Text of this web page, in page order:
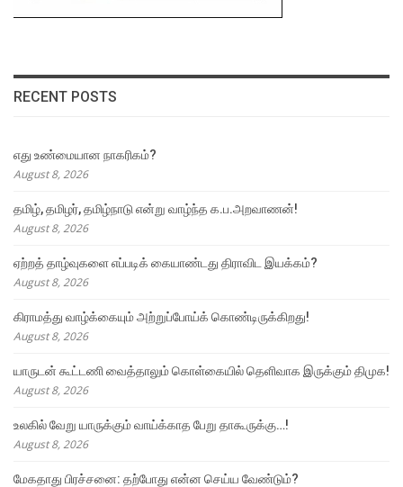
RECENT POSTS
எது உண்மையான நாகரிகம்?
August 8, 2026
தமிழ், தமிழர், தமிழ்நாடு என்று வாழ்ந்த க.ப.அறவாணன்!
August 8, 2026
ஏற்றத் தாழ்வுகளை எப்படிக் கையாண்டது திராவிட இயக்கம்?
August 8, 2026
கிராமத்து வாழ்க்கையும் அற்றுப்போய்க் கொண்டிருக்கிறது!
August 8, 2026
யாருடன் கூட்டணி வைத்தாலும் கொள்கையில் தெளிவாக இருக்கும் திமுக!
August 8, 2026
உலகில் வேறு யாருக்கும் வாய்க்காத பேறு தாகூருக்கு…!
August 8, 2026
மேகதாது பிரச்சனை: தற்போது என்ன செய்ய வேண்டும்?